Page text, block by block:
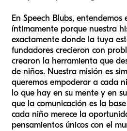
En Speech Blubs, entendemos
íntimamente porque nuestra
exactamente donde la tuya
fundadores crecieron con
crearon la herramienta que
de niños. Nuestra misión es
queremos empoderar a cada
lo que hay en su mente y en
que la comunicación es la
cada niño merece la
pensamientos únicos con el